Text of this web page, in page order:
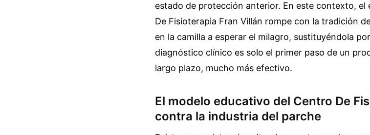
estado de protección anterior. En este contexto, el
De Fisioterapia Fran Villán rompe con la tradición
en la camilla a esperar el milagro, sustituyéndola
diagnóstico clínico es solo el primer paso de un
largo plazo, mucho más efectivo.
El modelo educativo del Centro De
contra la industria del parche